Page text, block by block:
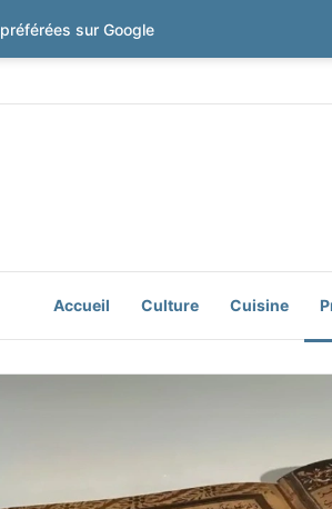
Accueil Culture Cuisine
sur Google